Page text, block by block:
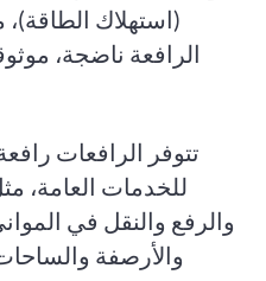
(استهلاك الطاقة)،
الرافعة ناضجة،
تتوفر الرافعات
للخدمات العامة،
والرفع والنقل في
والأرصفة